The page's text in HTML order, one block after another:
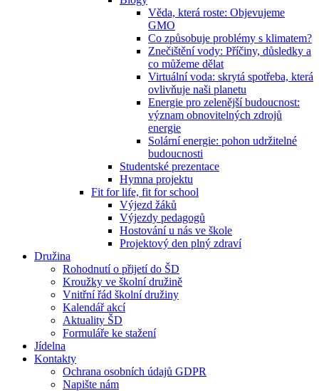
Věda, která roste: Objevujeme
GMO
Co způsobuje problémy s klimatem?
Znečištění vody: Příčiny, důsledky a
co můžeme dělat
Virtuální voda: skrytá spotřeba, která
ovlivňuje naši planetu
Energie pro zelenější budoucnost:
význam obnovitelných zdrojů
energie
Solární energie: pohon udržitelné
budoucnosti
Studentské prezentace
Hymna projektu
Fit for life, fit for school
Výjezd žáků
Výjezdy pedagogů
Hostování u nás ve škole
Projektový den plný zdraví
Družina
Rohodnutí o přijetí do ŠD
Kroužky ve školní družině
Vnitřní řád školní družiny
Kalendář akcí
Aktuality ŠD
Formuláře ke stažení
Jídelna
Kontakty
Ochrana osobních údajů GDPR
Napište nám